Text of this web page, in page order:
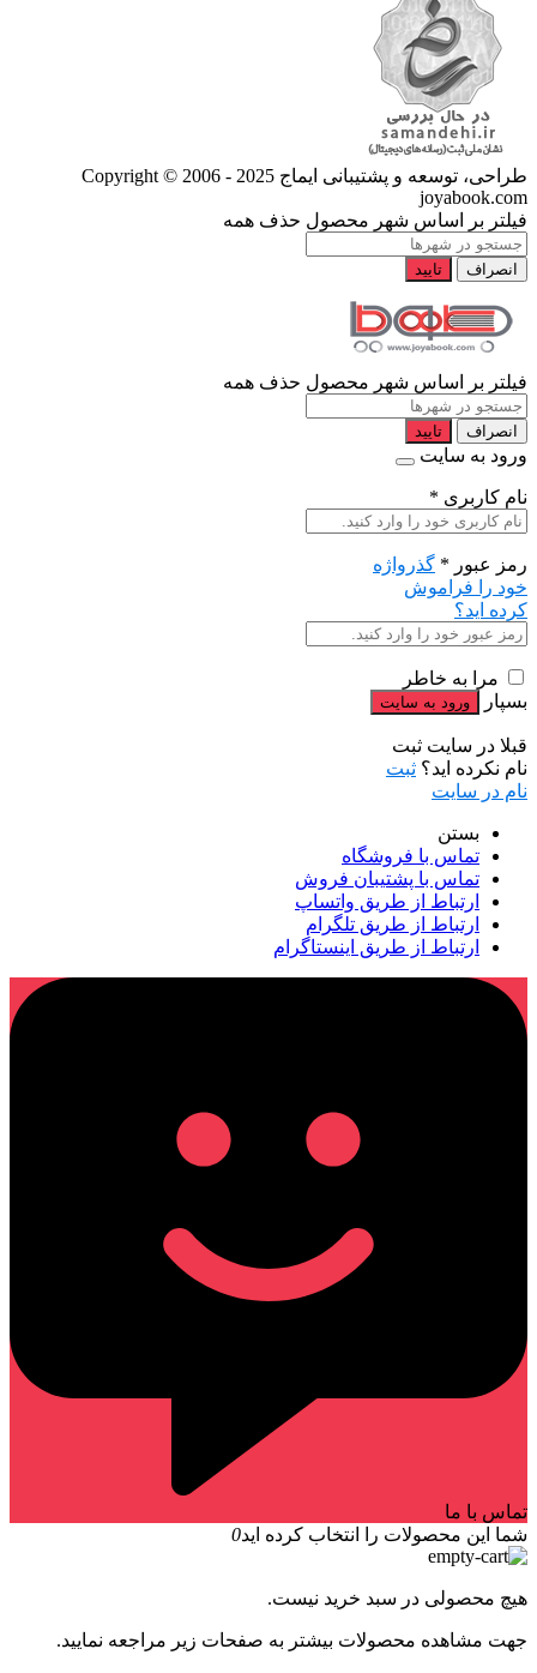
طراحی، توسعه و پشتیبانی ایماج Copyright © 2006 - 2025
joyabook.com
فیلتر بر اساس شهر محصول حذف همه
انصراف تایید
فیلتر بر اساس شهر محصول حذف همه
انصراف تایید
ورود به سایت
نام کاربری *
رمز عبور * گذرواژه
خود را فراموش
کرده اید؟
مرا به خاطر
بسپار
قبلا در سایت ثبت
نام نکرده اید؟ ثبت
نام در سایت
بستن
تماس با فروشگاه
تماس با پشتیبان فروش
ارتباط از طریق واتساپ
ارتباط از طریق تلگرام
ارتباط از طریق اینستاگرام
تماس با ما
شما این محصولات را انتخاب کرده اید0
هیچ محصولی در سبد خرید نیست.
جهت مشاهده محصولات بیشتر به صفحات زیر مراجعه نمایید.